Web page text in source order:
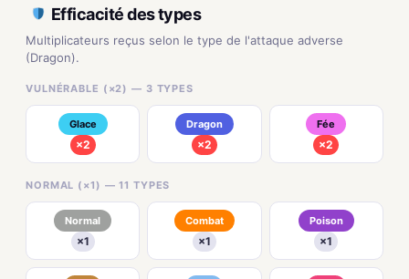
Efficacité des types
Multiplicateurs reçus selon le type de l'attaque adverse
(Dragon).
VULNÉRABLE (×2) — 3 TYPES
Glace
×2
Dragon
×2
Fée
×2
NORMAL (×1) — 11 TYPES
Normal
×1
Combat
×1
Poison
×1